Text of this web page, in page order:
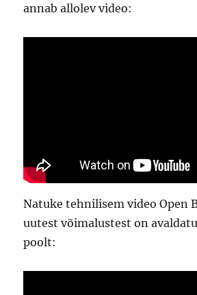
annab allolev video:
Natuke tehnilisem video Open
uutest võimalustest on
poolt: